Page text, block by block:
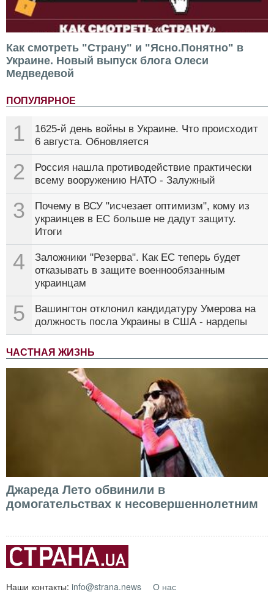
Как смотреть "Страну" и "Ясно.Понятно" в
Украине. Новый выпуск блога Олеси
Медведевой
ПОПУЛЯРНОЕ
1
1625-й день войны в Украине. Что происходит
6 августа. Обновляется
2
Россия нашла противодействие практически
всему вооружению НАТО - Залужный
3
Почему в ВСУ "исчезает оптимизм", кому из
украинцев в ЕС больше не дадут защиту.
Итоги
4
Заложники "Резерва". Как ЕС теперь будет
отказывать в защите военнообязанным
украинцам
5
Вашингтон отклонил кандидатуру Умерова на
должность посла Украины в США - нардепы
ЧАСТНАЯ ЖИЗНЬ
Джареда Лето обвинили в
домогательствах к несовершеннолетним
Наши контакты: info@strana.news О нас